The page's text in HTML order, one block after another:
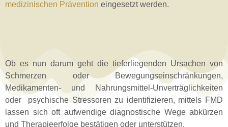
medizinischen Prävention eingesetzt werden.
Ob es nun darum geht die tieferliegenden Ursachen von
Schmerzen oder Bewegungseinschränkungen,
Medikamenten- und Nahrungsmittel-Unverträglichkeiten
oder psychische Stressoren zu identifizieren, mittels FMD
lassen sich oft aufwendige diagnostische Wege abkürzen
und Therapieerfolge bestätigen oder unterstützen.